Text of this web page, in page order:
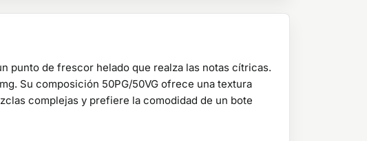
punto de frescor helado que realza las notas cítricas.
Su composición 50PG/50VG ofrece una textura
complejas y prefiere la comodidad de un bote